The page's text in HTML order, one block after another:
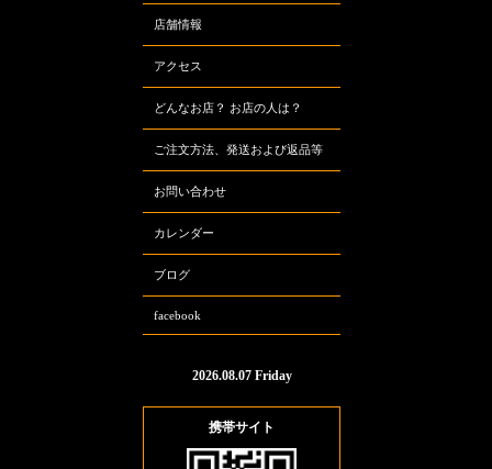
店舗情報
アクセス
どんなお店？ お店の人は？
ご注文方法、発送および返品等
お問い合わせ
カレンダー
ブログ
facebook
2026.08.07 Friday
携帯サイト